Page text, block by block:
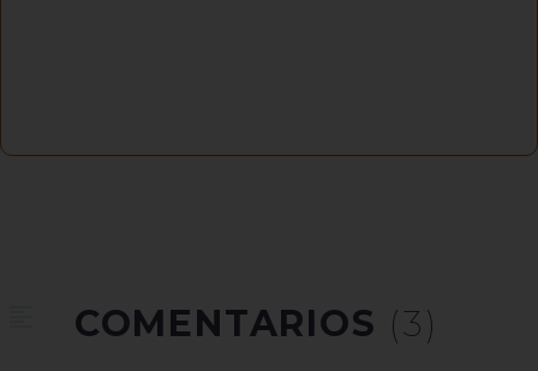
COMENTARIOS (3)